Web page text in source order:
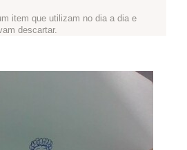
item que utilizam no dia a dia e
descartar.
o projeto que os alunos e
ia para o lixo? As ideias dessa
e podem inspirar a sua equipe:
é hora de voltar ao nosso desafio!
de que forma sua equipe
que escolheram.